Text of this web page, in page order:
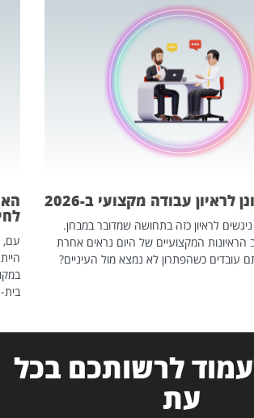
לראיון עבודה מקצועי ב-2026
לראיון כזה בתחושה שמדובר במבחן.
הראיונות המקצועיים של היום נראים אחרת
עובדים כשהפתרון לא נמצא מול העיניים?
עם,
לרשותכם בכל
עת